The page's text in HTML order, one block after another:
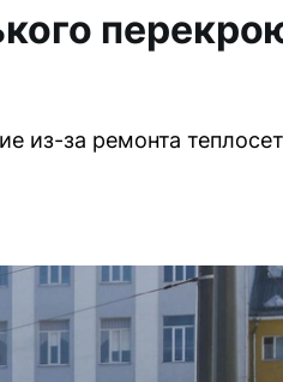
из-за ремонта